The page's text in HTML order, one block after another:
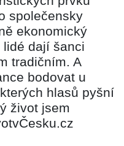
společensky
ekonomický
dají šanci
tradičním. A
bodovat u
hlasů pyšní
život jsem